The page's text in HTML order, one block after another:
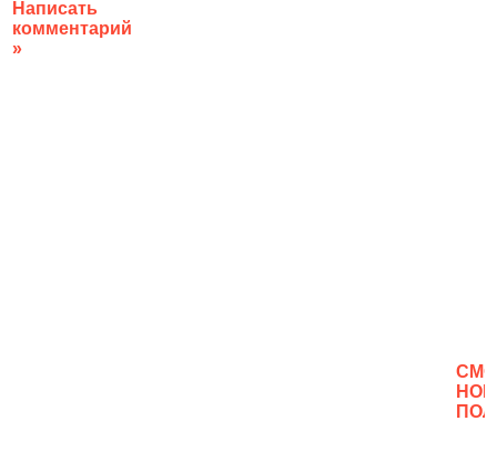
Написать
комментарий
»